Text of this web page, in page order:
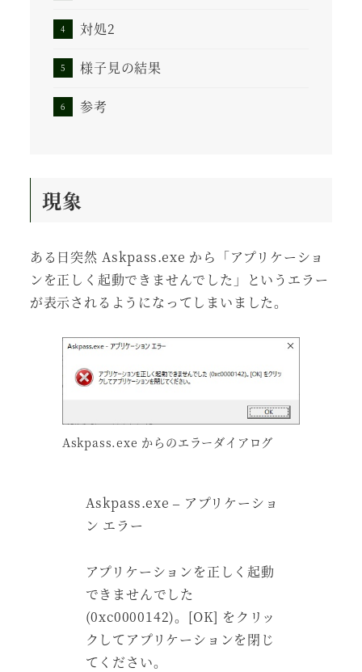
対処2
様子見の結果
参考
現象
ある日突然 Askpass.exe から「アプリケーショ
ンを正しく起動できませんでした」というエラー
が表示されるようになってしまいました。
Askpass.exe からのエラーダイアログ
Askpass.exe – アプリケーショ
ン エラー
アプリケーションを正しく起動
できませんでした
(0xc0000142)。[OK] をクリッ
クしてアプリケーションを閉じ
てください。